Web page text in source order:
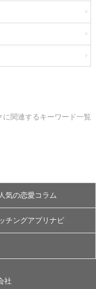
に関連するキーワード一覧
人気の恋愛コラム
チングアプリナビ
社